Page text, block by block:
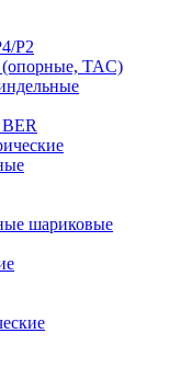
P2
TAC)
шариковые